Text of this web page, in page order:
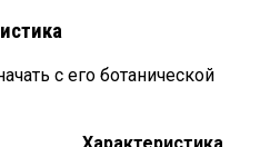
с его ботанической